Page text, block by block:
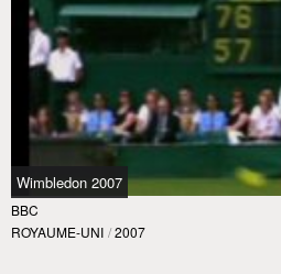
Wimbledon 2007
BBC
ROYAUME-UNI / 2007